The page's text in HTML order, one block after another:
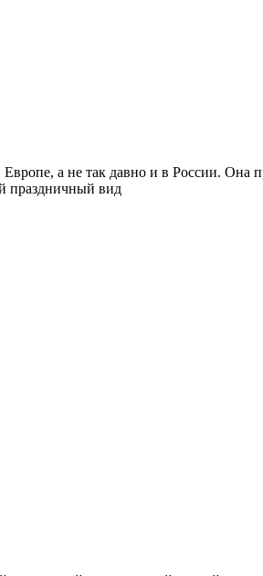
а не так давно и в России. Она
праздничный вид